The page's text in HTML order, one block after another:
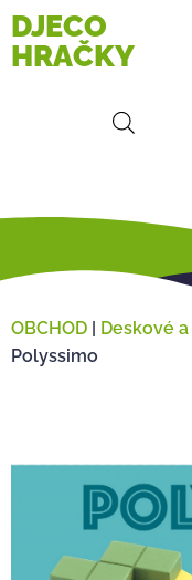
DJECO
HRAČKY
OBCHOD | Deskové
Polyssimo